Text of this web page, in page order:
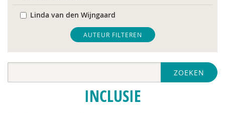
Linda van den Wijngaard
AUTEUR FILTEREN
ZOEKEN
INCLUSIE